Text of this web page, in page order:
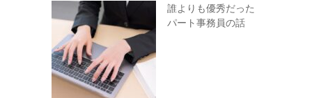
誰よりも優秀だった
パート事務員の話